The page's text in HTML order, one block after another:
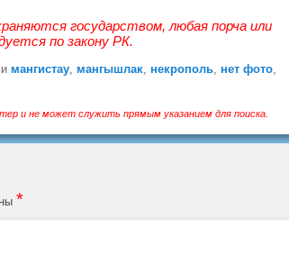
государством, любая порча или
по закону РК.
мангистау, мангышлак, некрополь, нет фото,
и не может служить прямым указанием для поиска.
*